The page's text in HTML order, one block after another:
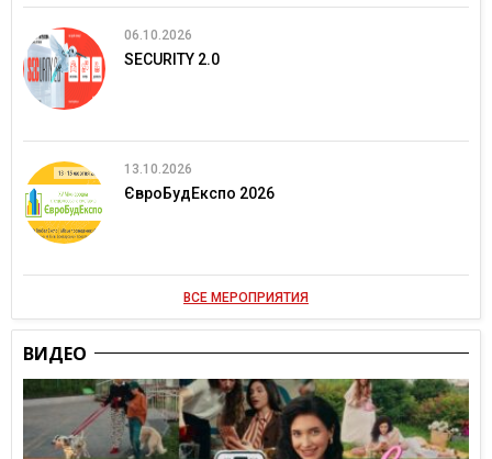
06.10.2026
SECURITY 2.0
13.10.2026
ЄвроБудЕкспо 2026
ВСЕ МЕРОПРИЯТИЯ
ВИДЕО